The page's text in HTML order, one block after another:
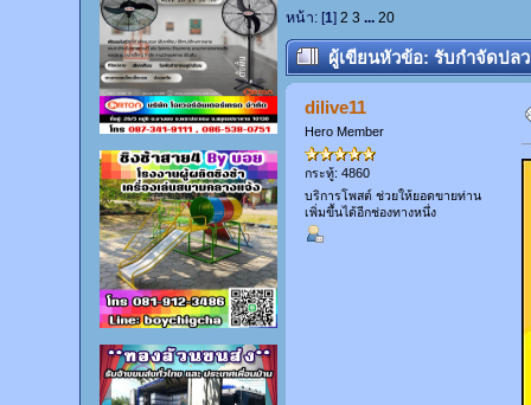
หน้า: [1] 2 3 ... 20
ผู้เขียนหัวข้อ: รับกำจัดปล
dilive11
Hero Member
กระทู้: 4860
บริการโพสต์ ช่วยให้ยอดขายท่าน
เพิ่มขึ้นได้อีกช่องทางหนึ่ง